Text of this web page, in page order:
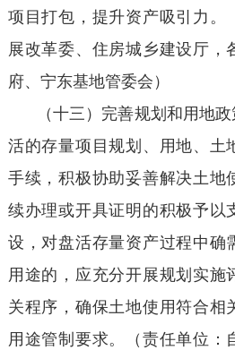
项目打包，提升资产吸引力。
展改革委、住房城乡建设厅，
府、宁东基地管委会）
（十三）完善规划和用地
活的存量项目规划、用地、土
手续，积极协助妥善解决土地
续办理或开具证明的积极予以
设，对盘活存量资产过程中确
用途的，应充分开展规划实施
关程序，确保土地使用符合相
用途管制要求。（责任单位：